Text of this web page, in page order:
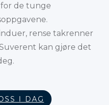
for de tunge
rense takrenner
kan gjøre det
I DAG